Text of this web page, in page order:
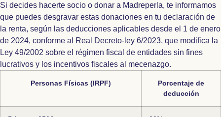
Si decides hacerte socio o donar a Madreperla, te informamos
que puedes desgravar estas donaciones en tu declaración de
la renta, según las deducciones aplicables desde el 1 de enero
de 2024, conforme al Real Decreto-ley 6/2023, que modifica la
Ley 49/2002 sobre el régimen fiscal de entidades sin fines
lucrativos y los incentivos fiscales al mecenazgo.
Personas Físicas (IRPF)
Porcentaje de
deducción